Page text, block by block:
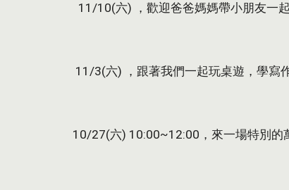
11/10(六) ，歡迎爸爸媽媽帶小朋友一
11/3(六) ，跟著我們一起玩桌遊，學寫
10/27(六) 10:00~12:00，來一場特別的